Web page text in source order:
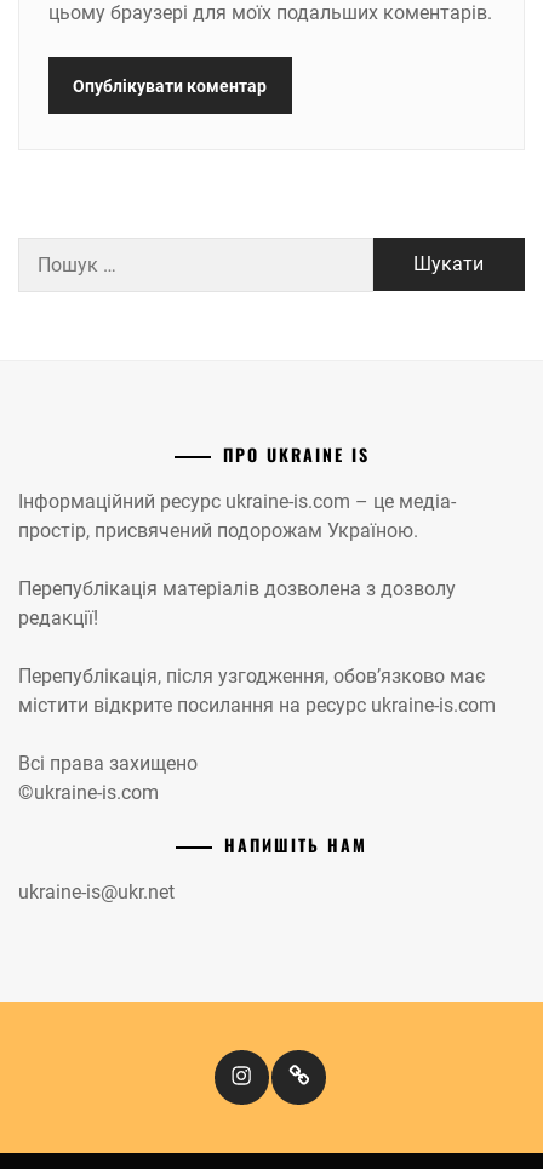
цьому браузері для моїх подальших коментарів.
ПРО UKRAINE IS
Інформаційний ресурс ukraine-is.com – це медіа-
простір, присвячений подорожам Україною.
Перепублікація матеріалів дозволена з дозволу
редакції!
Перепублікація, після узгодження, обов’язково має
містити відкрите посилання на ресурс ukraine-is.com
Всі права захищено
©ukraine-is.com
НАПИШІТЬ НАМ
ukraine-is@ukr.net
InstagramКіномандри